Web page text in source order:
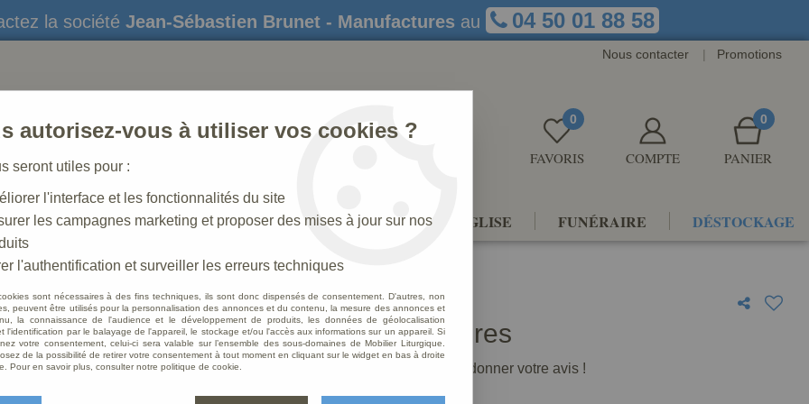
la société Jean-Sébastien Brunet - Manufactures au 04 50 01 88 58
Nous contacter | Promotions
0
FAVORIS COMPTE
0
PANIER
STATUES CRÈCHES DE NOËL AMÉNAGEMENTS D'ÉGLISE FUNÉRAIRE DÉSTOCKAGE
Porte torchères
Soyez le premier à donner votre avis !
autorisez-vous à utiliser vos cookies ?
seront utiles pour :
l'interface et les fonctionnalités du site
les campagnes marketing et proposer des mises à jour sur nos
l'authentification et surveiller les erreurs techniques
sont nécessaires à des fins techniques, ils sont donc dispensés de consentement. D'autres, non
peuvent être utilisés pour la personnalisation des annonces et du contenu, la mesure des annonces et
la connaissance de l'audience et le développement de produits, les données de géolocalisation
l'identification par le balayage de l'appareil, le stockage et/ou l'accès aux informations sur un appareil. Si
votre consentement, celui-ci sera valable sur l’ensemble des sous-domaines de Mobilier Liturgique.
de la possibilité de retirer votre consentement à tout moment en cliquant sur le widget en bas à droite
Pour en savoir plus, consulter notre politique de cookie.